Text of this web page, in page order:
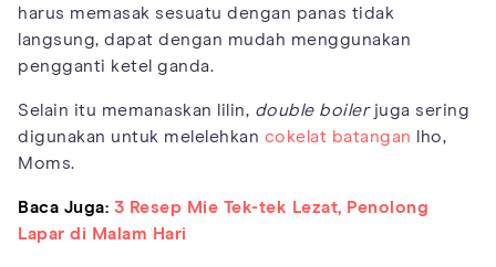
harus memasak sesuatu dengan panas tidak
langsung, dapat dengan mudah menggunakan
pengganti ketel ganda.
Selain itu memanaskan lilin, double boilerjuga sering
digunakan untuk melelehkan cokelat batangan lho,
Moms.
Baca Juga: 3 Resep Mie Tek-tek Lezat, Penolong
Lapar di Malam Hari